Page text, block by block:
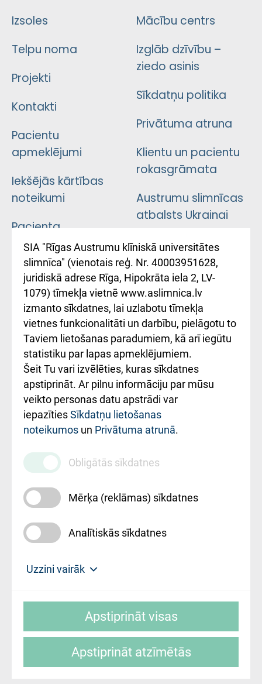
Izsoles
Telpu noma
Projekti
Kontakti
Pacientu
apmeklējumi
Iekšējās kārtības
noteikumi
Pacienta
atsauksmju/sūdzību
iesniegšanas
kārtība
Kā pie mums nokļūt
Rēķinu apmaksas
ceļvedis
Rekvizīti un
ārstniecības
iestādes kods
010000234
Maksas
pakalpojumu
cenrādis
Mācību centrs
Izglāb dzīvību –
ziedo asinis
Sīkdatņu politika
Privātuma atruna
Klientu un pacientu
rokasgrāmata
Austrumu slimnīcas
atbalsts Ukrainai
Підтримка Східної
лікарні та співпраця з
Україною
Mājas lapas izstrāde:
SIA "Rīgas Austrumu klīniskā universitātes
slimnīca" (vienotais reģ. Nr. 40003951628,
juridiskā adrese Rīga, Hipokrāta iela 2, LV-
1079) tīmekļa vietnē www.aslimnica.lv
izmanto sīkdatnes, lai uzlabotu tīmekļa
vietnes funkcionalitāti un darbību, pielāgotu to
Taviem lietošanas paradumiem, kā arī iegūtu
statistiku par lapas apmeklējumiem.
Šeit Tu vari izvēlēties, kuras sīkdatnes
apstiprināt. Ar pilnu informāciju par mūsu
veikto personas datu apstrādi var
iepazītiesSīkdatņu lietošanas
noteikumos un Privātuma atrunā.
Obligātās sīkdatnes
Mērķa (reklāmas) sīkdatnes
Analītiskās sīkdatnes
Uzzini vairāk
slimnīca, turpmāk – Pārzinis, sīkdatņu
sīkdatņu izmantošanas nosacījumiem.
Apstiprināt visas
Apstiprināt atzīmētās